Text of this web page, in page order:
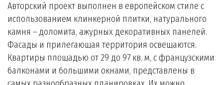
Авторский проект выполнен в европейском стиле с
использованием клинкерной плитки, натурального
камня – доломита, ажурных декоративных панелей.
Фасады и прилегающая территория освещаются.
Квартиры площадью от 29 до 97 кв. м, с французскими
балконами и большими окнами, представлены в